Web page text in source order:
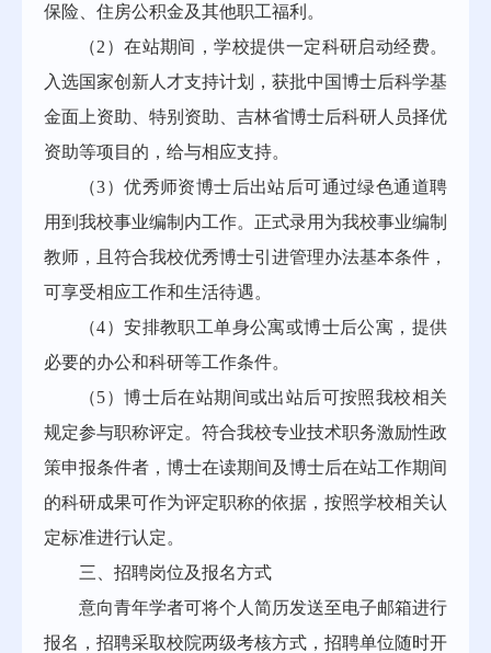
保险、住房公积金及其他职工福利。
（2）在站期间，学校提供一定科研启动经费。
入选国家创新人才支持计划，获批中国博士后科学基
金面上资助、特别资助、吉林省博士后科研人员择优
资助等项目的，给与相应支持。
（3）优秀师资博士后出站后可通过绿色通道聘
用到我校事业编制内工作。正式录用为我校事业编制
教师，且符合我校优秀博士引进管理办法基本条件，
可享受相应工作和生活待遇。
（4）安排教职工单身公寓或博士后公寓，提供
必要的办公和科研等工作条件。
（5）博士后在站期间或出站后可按照我校相关
规定参与职称评定。符合我校专业技术职务激励性政
策申报条件者，博士在读期间及博士后在站工作期间
的科研成果可作为评定职称的依据，按照学校相关认
定标准进行认定。
三、招聘岗位及报名方式
意向青年学者可将个人简历发送至电子邮箱进行
报名，招聘采取校院两级考核方式，招聘单位随时开